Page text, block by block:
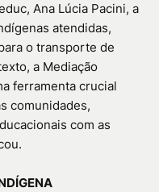
Ana Lúcia Pacini, a
atendidas,
o transporte de
a Mediação
ferramenta crucial
comunidades,
com as